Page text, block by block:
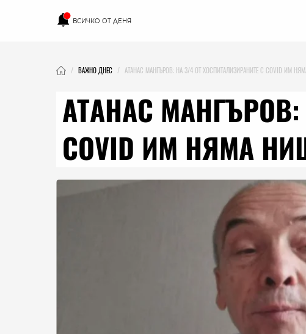
ВСИЧКО ОТ ДЕНЯ
ВАЖНО ДНЕС АТАНАС МАНГЪРОВ: НА 3/4 ОТ ХОСПИТАЛИЗИРАНИТЕ С COVID ИМ
АТАНАС
COVID ИМ НЯМА